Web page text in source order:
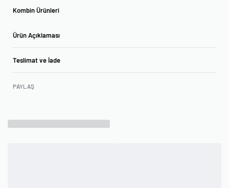
Kombin Ürünleri
Ürün Açıklaması
Teslimat ve İade
PAYLAŞ